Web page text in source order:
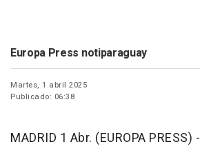
Europa Press notiparaguay
Martes, 1 abril 2025
Publicado: 06:38
MADRID 1 Abr. (EUROPA PRESS) -